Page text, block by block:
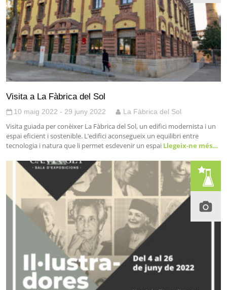
Visita a La Fàbrica del Sol
10 maig 2022 - 29 juny 2022 La Fàbrica del Sol
Visita guiada per conèixer La Fàbrica del Sol, un edifici modernista i un
espai eficient i sostenible. L’edifici aconsegueix un equilibri entre
tecnologia i natura que li permet esdevenir un espai Llegeix-ne més…